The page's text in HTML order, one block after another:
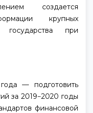
создается
крупных
при
— подготовить
за 2019−2020 годы
финансовой